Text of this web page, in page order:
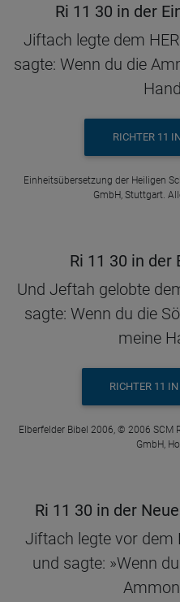
Ri 11 30 in der
Jiftach legte dem
sagte: Wenn du die
RICHTER 11
Einheitsübersetzung der Heiligen
GmbH, Stuttgart.
Ri 11 30 in der
Und Jeftah gelobte
sagte: Wenn du die
meine
RICHTER 11
Elberfelder Bibel 2006, © 2006 SCM
GmbH,
Ri 11 30 in der
Jiftach legte vor dem
und sagte: »Wenn